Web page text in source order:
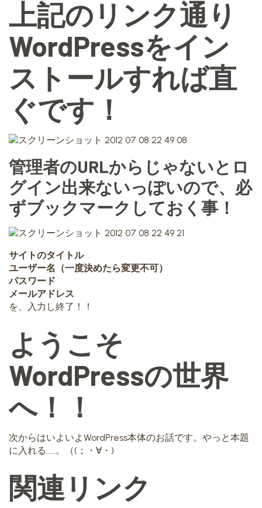
上記のリンク通り
WordPressをイン
ストールすれば直
ぐです！
管理者のURLからじゃないとロ
グイン出来ないっぽいので、必
ずブックマークしておく事！
サイトのタイトル
ユーザー名（一度決めたら変更不可）
パスワード
メールアドレス
を、入力し終了！！
ようこそ
WordPressの世界
へ！！
次からはいよいよWordPress本体のお話です。やっと本題
に入れる……。（(；・∀・)
関連リンク